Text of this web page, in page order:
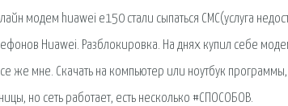
модем huawei e150 стали сыпаться СМС(услуга
Huawei. Разблокировка. На днях купил себе
же мне. Скачать на компьютер или ноутбук
но сеть работает, есть несколько #СПОСОБОВ.